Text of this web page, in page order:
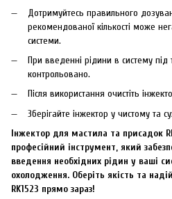
Дотримуйтесь правильного
рекомендованої кількості може
системи.
При введенні рідини в систему під
контрольовано.
Після використання очистіть
Зберігайте інжектор у чистому та
Інжектор для мастила та присадок
професійний інструмент, який
введення необхідних рідин у ваші
охолодження. Оберіть якість та
RK1523 прямо зараз!